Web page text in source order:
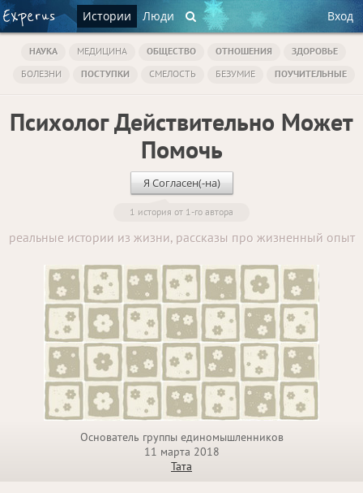
Истории Люди Вход
НАУКА МЕДИЦИНА ОБЩЕСТВО ОТНОШЕНИЯ
ЗДОРОВЬЕ
БОЛЕЗНИ
ПОСТУПКИ СМЕЛОСТЬ БЕЗУМИЕ ПОУЧИТЕЛЬНЫЕ
Психолог Действительно Может
Помочь
Я Согласен(-на)
1 история от 1-го автора
реальные истории из жизни, рассказы про жизненный опыт
Основатель группы единомышленников
11 марта 2018
Тата